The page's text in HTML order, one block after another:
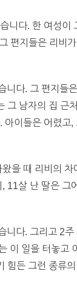
니다. 한 여성이
편지들은 리비
다. 그 편지들
남자의 집 근
이들은 어렸고
을 때 리비의
11살 난 딸은 그
다. 그리고 2주
이 일을 터놓고
든 그런 종류